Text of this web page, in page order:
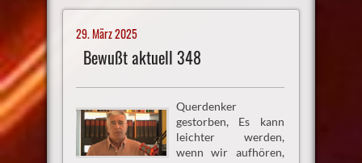
29. März 2025
Bewußt aktuell 348
Querdenker
gestorben, Es kann
leichter werden,
wenn wir aufhören,